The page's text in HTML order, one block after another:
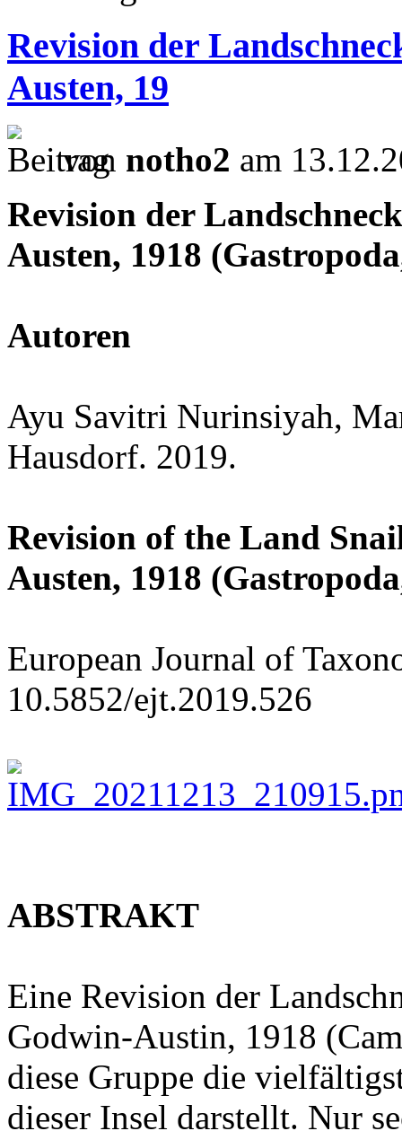
Revision der
Austen, 19
von notho2 am
Revision der
Austen, 1918
Autoren
Ayu Savitri Nurinsiyah,
Hausdorf. 2019.
Revision of the Land
Austen, 1918
European Journal of
10.5852/ejt.2019.526
ABSTRAKT
Eine Revision der
Godwin-Austin, 1918
diese Gruppe die
dieser Insel darstellt. Nur